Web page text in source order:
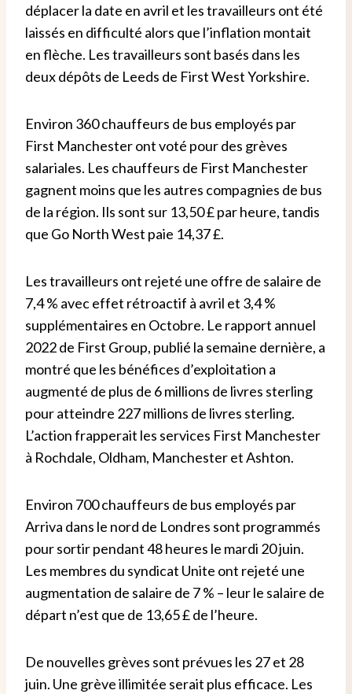
déplacer la date en avril et les travailleurs ont été
laissés en difficulté alors que l’inflation montait
en flèche. Les travailleurs sont basés dans les
deux dépôts de Leeds de First West Yorkshire.
Environ 360 chauffeurs de bus employés par
First Manchester ont voté pour des grèves
salariales. Les chauffeurs de First Manchester
gagnent moins que les autres compagnies de bus
de la région. Ils sont sur 13,50 £ parheure, tandis
que Go North West paie 14,37 £.
Les travailleurs ont rejeté une offre de salaire de
7,4 % avec effet rétroactif à avril et 3,4 %
supplémentaires en Octobre. Le rapport annuel
2022 de First Group, publié la semaine dernière, a
montré que les bénéfices d’exploitation a
augmenté de plus de 6 millions de livres sterling
pour atteindre 227 millions de livres sterling.
L’action frapperait les services First Manchester
à Rochdale, Oldham, Manchester et Ashton.
Environ 700 chauffeurs de bus employés par
Arriva dans le nord de Londres sont programmés
pour sortir pendant 48 heures le mardi 20 juin.
Les membres du syndicat Unite ont rejeté une
augmentation de salaire de 7 % – leurle salaire de
départ n’est que de 13,65 £ de l’heure.
De nouvelles grèves sont prévues les 27 et 28
juin. Une grève illimitée serait plus efficace. Les